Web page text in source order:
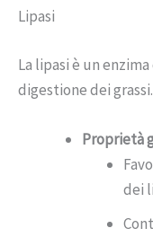
Lipasi
La lipasi è un
digestione dei grassi.
Proprietà
dei